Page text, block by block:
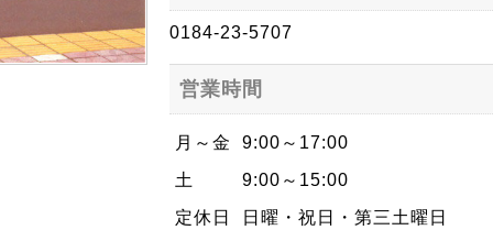
0184-23-5707
営業時間
月～金
9:00～17:00
土
9:00～15:00
定休日
日曜・祝日・第三土曜日